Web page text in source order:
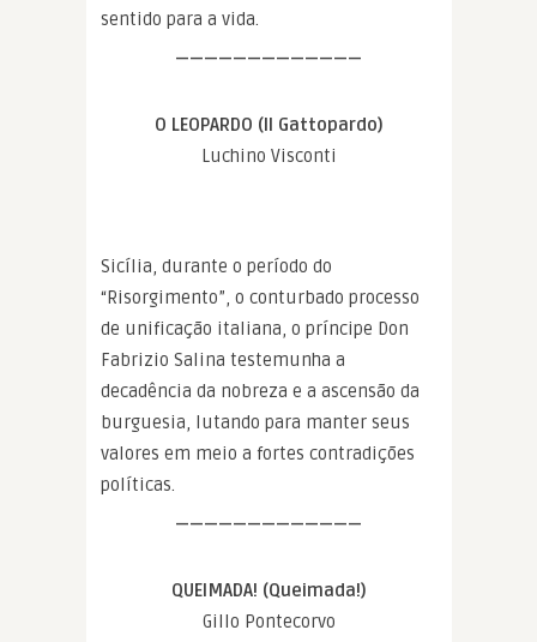
sentido para a vida.
—————————————
O LEOPARDO (Il Gattopardo)
Luchino Visconti
Sicília, durante o período do
“Risorgimento”, o conturbado processo
de unificação italiana, o príncipe Don
Fabrizio Salina testemunha a
decadência da nobreza e a ascensão da
burguesia, lutando para manter seus
valores em meio a fortes contradições
políticas.
—————————————
QUEIMADA! (Queimada!)
Gillo Pontecorvo